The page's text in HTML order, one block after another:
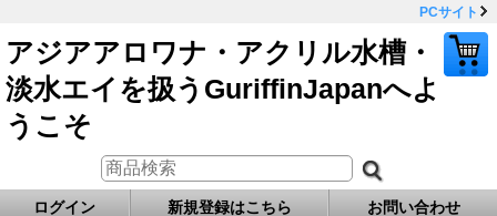
PCサイト
アジアアロワナ・アクリル水槽・
淡水エイを扱うGuriffinJapanへよ
うこそ
ログイン 新規登録はこちら お問い合わせ